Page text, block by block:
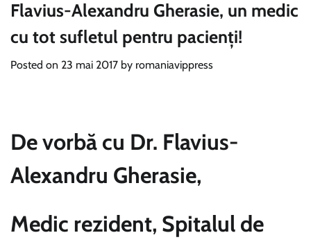
Flavius-Alexandru Gherasie, un medic
cu tot sufletul pentru pacienți!
Posted on 23 mai 2017 by romaniavippress
De vorbă cu Dr. Flavius-
Alexandru Gherasie,
Medic rezident, Spitalul de